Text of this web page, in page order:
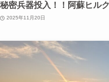
秘密兵器投入！！阿蘇ヒル
2025年11月20日